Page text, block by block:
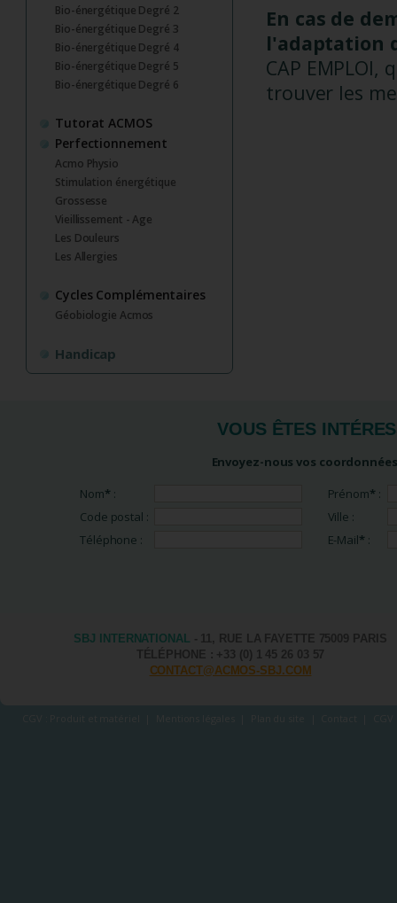
Bio-énergétique Degré 2
Bio-énergétique Degré 3
Bio-énergétique Degré 4
Bio-énergétique Degré 5
Bio-énergétique Degré 6
Tutorat ACMOS
Perfectionnement
Acmo Physio
Stimulation énergétique
Grossesse
Vieillissement - Age
Les Douleurs
Les Allergies
Cycles Complémentaires
Géobiologie Acmos
Handicap
En cas de
l'adaptation
CAP
trouver les
VOUS ÊTES
Envoyez-nous vos
Nom*:
Code postal :
Téléphone :
Prénom*:
Ville :
E-Mail*:
SBJ INTERNATIONAL
- 11, RUE LA FAYETTE 75009 PARIS
TÉLÉPHONE : +33 (0) 1 45 26 03 57
CONTACT@ACMOS-SBJ.COM